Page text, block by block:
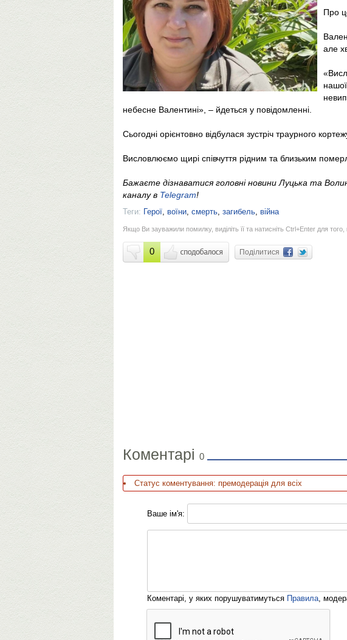
Про
але
небесне Валентині», – йдеться у повідомленні.
Сьогодні орієнтовно відбулася зустріч траурного
Висловлюємо щирі співчуття рідним та близьким
Бажаєте дізнаватися головні новини Луцька та
каналу в Telegram!
Теги: Герої, воїни, смерть, загибель, війна
Якщо Ви зауважили помилку, виділіть її та натисніть Ctrl+Enter для
0 Поділитися
Коментарі 0
Статус коментування: премодерація для всіх
Ваше ім'я:
Коментарі, у яких порушуватимуться Правила,